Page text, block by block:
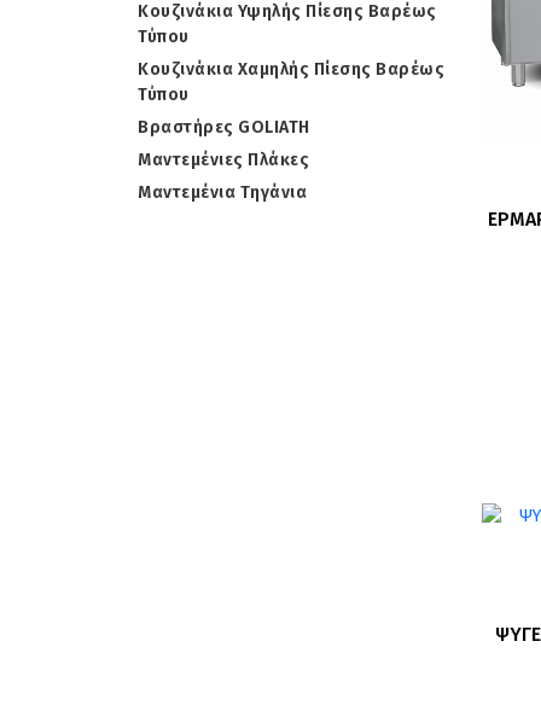
Κουζινάκια Υψηλής Πίεσης Βαρέως
Τύπου
Κουζινάκια Χαμηλής Πίεσης Βαρέως
Τύπου
Βραστήρες GOLIATH
Μαντεμένιες Πλάκες
Μαντεμένια Τηγάνια